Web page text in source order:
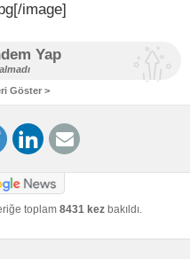
image]
Yap
Göster >
toplam 8431 kez bakıldı.